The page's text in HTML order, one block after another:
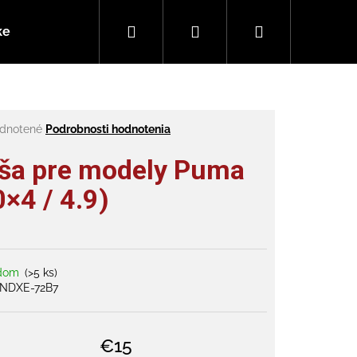
Ako vybrať e-kolobežku Vaše otázky (FAQ)
Hľadať PrihlásenieNákupný
Podrobnosti hodnotenia
pre modely Puma
/ 4.9)
(>5 ks)
NDXE-72B7
€15
SCOUT 1100 48V